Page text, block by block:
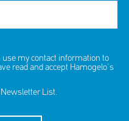
use my contact information to
read and accept Hamogelo's
List.